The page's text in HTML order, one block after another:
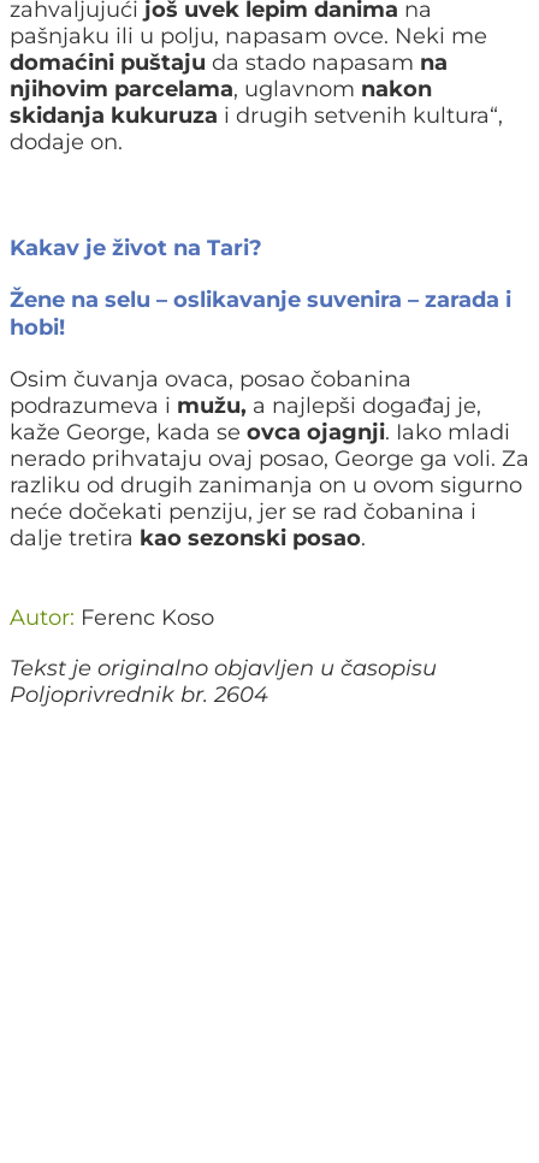
zahvaljujući još uvek lepim danima na
pašnjaku ili u polju, napasam ovce. Neki me
domaćini puštaju da stado napasam na
njihovim parcelama, uglavnom nakon
skidanja kukuruza i drugih setvenih kultura“,
dodaje on.
Kakav je život na Tari?
Žene na selu – oslikavanje suvenira – zarada i
hobi!
Osim čuvanja ovaca, posao čobanina
podrazumeva i mužu, a najlepši događaj je,
kaže George, kada se ovca ojagnji. Iako mladi
nerado prihvataju ovaj posao, George ga voli. Za
razliku od drugih zanimanja on u ovom sigurno
neće dočekati penziju, jer se rad čobanina i
dalje tretira kao sezonski posao.
Autor: Ferenc Koso
Tekst je originalno objavljen u časopisu
Poljoprivrednik br. 2604